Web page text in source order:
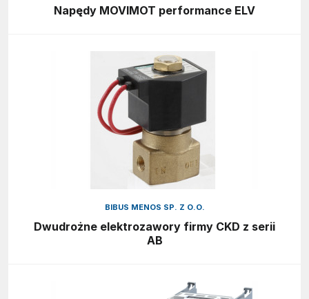
Napędy MOVIMOT performance ELV
BIBUS MENOS SP. Z O.O.
Dwudrożne elektrozawory firmy CKD z serii
AB